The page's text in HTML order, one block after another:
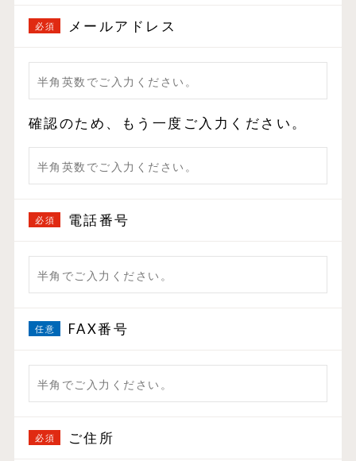
メールアドレス
確認のため、もう一度ご入力ください。
電話番号
FAX番号
ご住所